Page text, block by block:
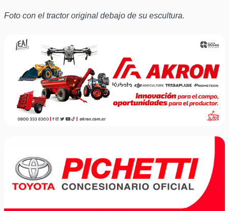
Foto con el tractor original debajo de su escultura.